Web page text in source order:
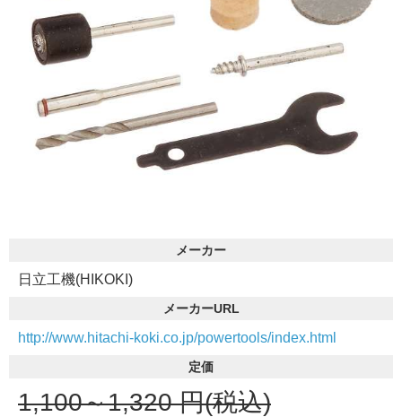
メーカー
日立工機(HIKOKI)
メーカーURL
http://www.hitachi-koki.co.jp/powertools/index.html
定価
1,100～1,320 円(税込)